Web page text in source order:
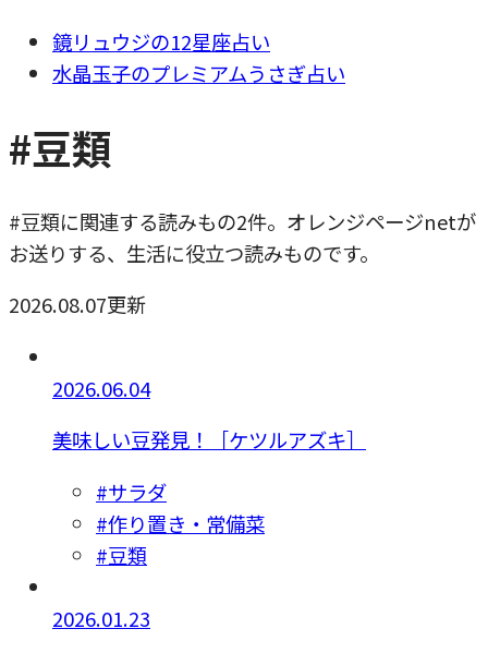
鏡リュウジの12星座占い
水晶玉子のプレミアムうさぎ占い
#豆類
#豆類に関連する読みもの2件。オレンジページnetが
お送りする、生活に役立つ読みものです。
2026.08.07更新
2026.06.04
美味しい豆発見！［ケツルアズキ］
#サラダ
#作り置き・常備菜
#豆類
2026.01.23